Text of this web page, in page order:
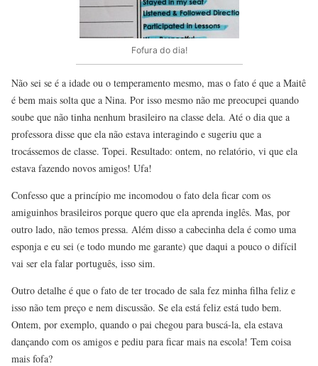
Fofura do dia!
Não sei se é a idade ou o temperamento mesmo, mas o fato é que a Maitê
é bem mais solta que a Nina. Por isso mesmo não me preocupei quando
soube que não tinha nenhum brasileiro na classe dela. Até o dia que a
professora disse que ela não estava interagindo e sugeriu que a
trocássemos de classe. Topei. Resultado: ontem, no relatório, vi que ela
estava fazendo novos amigos! Ufa!
Confesso que a princípio me incomodou o fato dela ficar com os
amiguinhos brasileiros porque quero que ela aprenda inglês. Mas, por
outro lado, não temos pressa. Além disso a cabecinha dela é como uma
esponja e eu sei (e todo mundo me garante) que daqui a pouco o difícil
vai ser ela falar português, isso sim.
Outro detalhe é que o fato de ter trocado de sala fez minha filha feliz e
isso não tem preço e nem discussão. Se ela está feliz está tudo bem.
Ontem, por exemplo, quando o pai chegou para buscá-la, ela estava
dançando com os amigos e pediu para ficar mais na escola! Tem coisa
mais fofa?